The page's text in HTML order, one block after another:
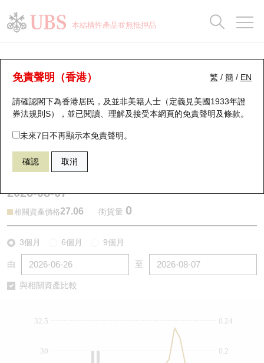
本結構性產品並無抵押品
繁 / 簡 / EN
免責聲明（香港）
請確認閣下為香港居民，及並非美籍人士（定義見美國1933年證
券法規則S），並已閱讀、理解及接受本網頁的免責聲明及條款。
未來7日不再顯示本免責聲明。
確認 取消
牛熊證分析儀
表現 街貨統計 比較
65029 瑞銀牛證 1810 小米集團
2026-08-07
相關資產價格27.06 街貨量 0
3個月 6個月 9個月
由 至
與相關資產比較
0.2
0.24
30
32.5
瑞銀認股證一覽
新發行瑞銀認股證
即將到期認股證
認股證到期結算價查詢
認股證分析儀
認股證/牛熊證日誌
街貨統計
比較
牛熊全景快搜
牛熊證搜尋
牛熊證街貨分佈圖
正股牛熊證列表
新發行瑞銀牛熊證
牛熊證到期結算價查詢
街貨統計
比較
十大升幅/跌幅
十大認股證成交分佈
十天股證佔大市成交
資金流
街貨統計
正股分析儀
二十大活躍股份
恒指成份股
國指成份股
科指成份股
中資ETFs溢價比較
持股比重
顯示所有持股比重
每月輪證大市專題
輪證專欄
講座及教育短片
認股證投資者教育
牛熊證投資者教育